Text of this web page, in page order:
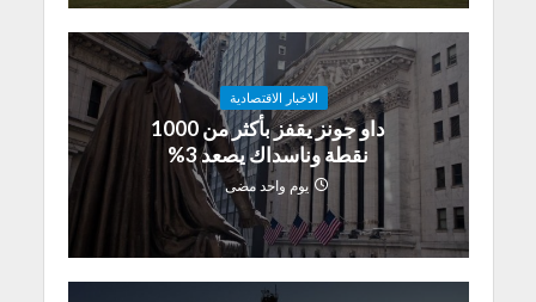
الاخبار الاقتصادية
داو جونز يقفز بأكثر من 1000
نقطة وناسداك يصعد 3%
يوم واحد مضى